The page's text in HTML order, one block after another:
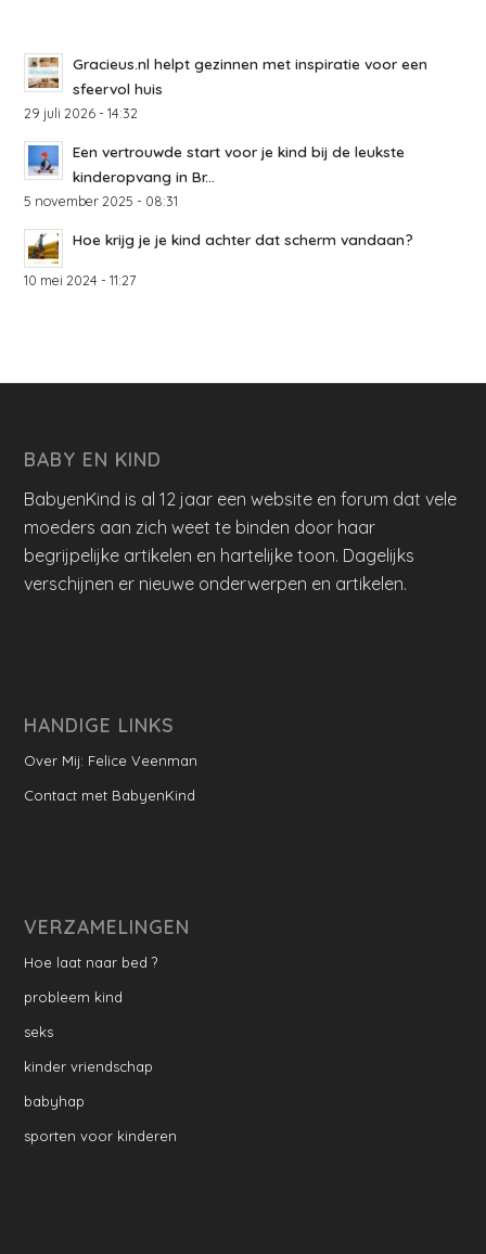
Gracieus.nl helpt gezinnen met inspiratie voor een
sfeervol huis
29 juli 2026 - 14:32
Een vertrouwde start voor je kind bij de leukste
kinderopvang in Br...
5 november 2025 - 08:31
Hoe krijg je je kind achter dat scherm vandaan?
10 mei 2024 - 11:27
BABY EN KIND
BabyenKind is al 12 jaar een website en forum dat vele
moeders aan zich weet te binden door haar
begrijpelijke artikelen en hartelijke toon. Dagelijks
verschijnen er nieuwe onderwerpen en artikelen.
HANDIGE LINKS
Over Mij: Felice Veenman
Contact met BabyenKind
VERZAMELINGEN
Hoe laat naar bed ?
probleem kind
seks
kinder vriendschap
babyhap
sporten voor kinderen